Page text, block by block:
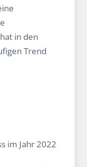
in den
Trend
im Jahr 2022